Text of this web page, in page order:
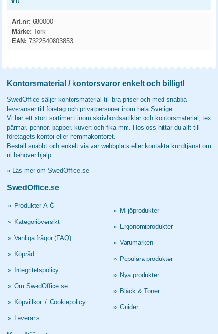
Art.nr: 680000
Märke: Tork
EAN: 7322540803853
Kontorsmaterial / kontorsvaror enkelt och billigt!
SwedOffice säljer kontorsmaterial till bra priser och med snabba
leveranser till företag och privatpersoner inom hela Sverige.
Vi har ett stort sortiment inom skrivbordsartiklar och kontorsmaterial, tex
pärmar, pennor, papper, kuvert och fika mm. Hos oss hittar du allt till
företagets kontor eller hemmakontoret.
Beställ snabbt och enkelt via vår webbplats eller kontakta kundtjänst om
ni behöver hjälp.
» Läs mer om SwedOffice.se
SwedOffice.se
» Produkter A-Ö
» Kategoriöversikt
» Vanliga frågor (FAQ)
» Köpråd
» Integritetspolicy
» Om SwedOffice.se
» Köpvillkor / Cookiepolicy
» Leverans
» Miljöprodukter
» Ergonomiprodukter
» Varumärken
» Populära produkter
» Nya produkter
» Bläck & Toner
» Guider